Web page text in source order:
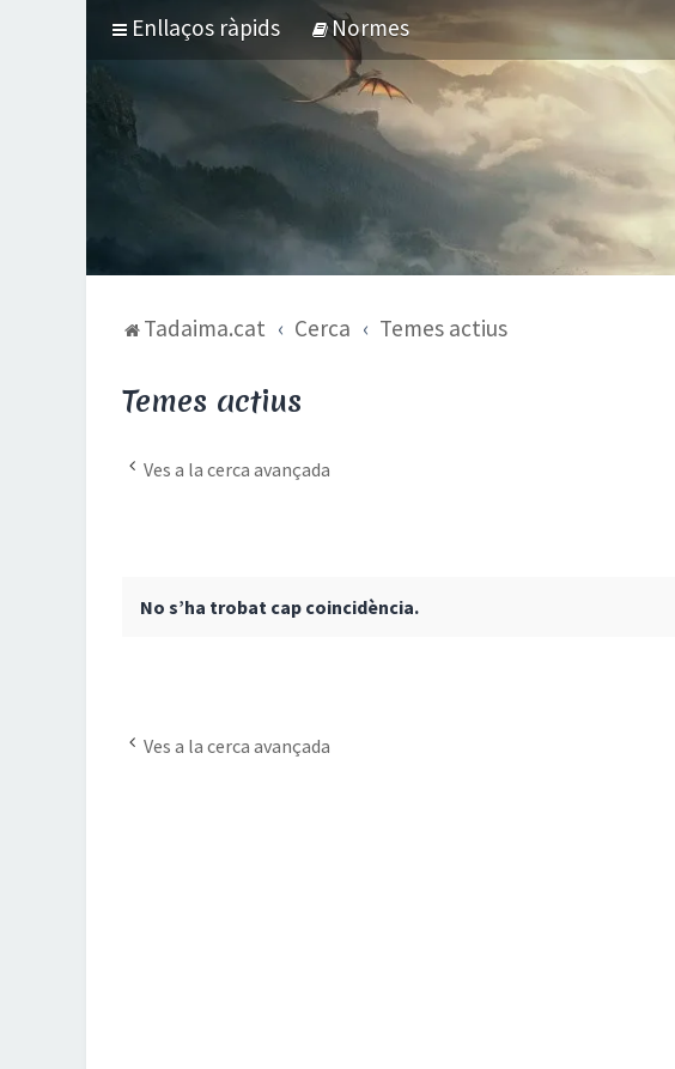
Enllaços ràpids Normes
Tadaima.cat Cerca Temes actius
Temes actius
Ves a la cerca avançada
No s’ha trobat cap coincidència.
Ves a la cerca avançada